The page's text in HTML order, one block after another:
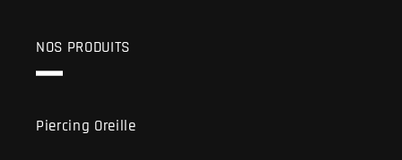
NOS PRODUITS
Piercing Oreille